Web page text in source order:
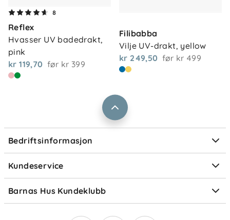
passform, farge og UV-beskyttende egenskaper
over tid.
8
Reflex
Hvasser UV badedrakt,
pink
kr 119,70 før kr 399
Filibabba
Vilje UV-drakt, yellow
kr 249,50 før kr 499
Bedriftsinformasjon
Om oss
Våre butikker
Vårt samfunnsansvar
Jobbe i Barnas Hus
Størrelsesguider
Kundeservice
Kontakt oss
Frakt og levering
Retur og reklamasjon
Salgsbetingelser
Ofte stilte spørsmål
Om Klarna
Barnas Hus Kundeklubb
Medlemsvilkår